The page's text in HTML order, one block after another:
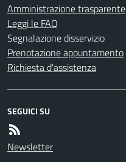
Amministrazione trasparente
Leggi le FAQ
Segnalazione disservizio
Prenotazione appuntamento
Richiesta d'assistenza
SEGUICI SU
Newsletter